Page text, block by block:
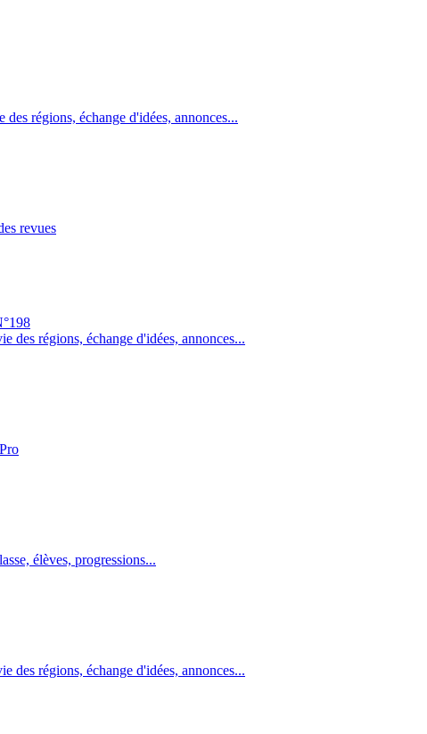
des régions, échange d'idées, annonces...
revues
des régions, échange d'idées, annonces...
élèves, progressions...
des régions, échange d'idées, annonces...